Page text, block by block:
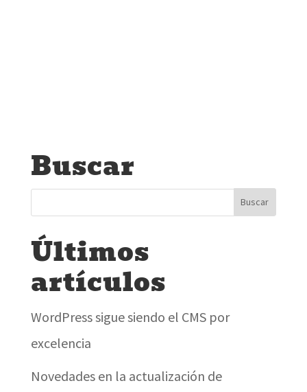
Buscar
Últimos
artículos
WordPress sigue siendo el CMS por
excelencia
Novedades en la actualización de